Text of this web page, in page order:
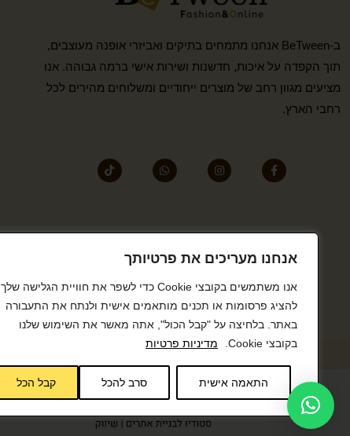
אנחנו מעריכים את פרטיותך
אנו משתמשים בקובצי Cookie כדי לשפר את חוויית הגלישה שלך,
להציג פרסומות או תכנים מותאמים אישית ולנתח את התעבורה
באתר. בלחיצה על "קבל הכול", אתה מאשר את השימוש שלנו
בקובצי Cookie.
מדיניות פרטיות
התאמה אישית סרב להכל קבל הכל
ב-BeTween אנחנו מתמחים בתיקים ואביזרי אופנה מעוצבים,
תוך הקפדה על איכות, חדשנות ושירות אישי ברמה גבוהה. אנו
מציעים מגוון רחב של מוצרים ייחודיים ומשלוחים מהירים לכל
רחבי הארץ.